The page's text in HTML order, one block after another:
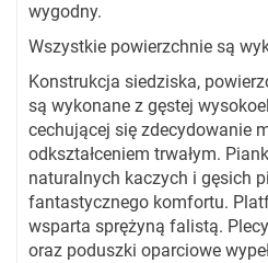
wygodny.
Wszystkie powierzchnie są
Konstrukcja siedziska,
są wykonane z gęstej
cechującej się zdecydowanie
odkształceniem trwałym.
naturalnych kaczych i gęsich
fantastycznego komfortu.
wsparta sprężyną falistą.
oraz poduszki oparciowe